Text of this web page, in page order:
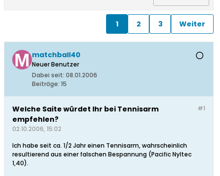
1 2 3 Weiter
matchball40
Neuer Benutzer
Dabei seit: 08.01.2006
Beiträge: 15
#1
Welche Saite würdet Ihr bei Tennisarm
empfehlen?
02.10.2006, 15:02
Ich habe seit ca. 1/2 Jahr einen Tennisarm, wahrscheinlich
resultierend aus einer falschen Bespannung (Pacific Nyltec
1,40).